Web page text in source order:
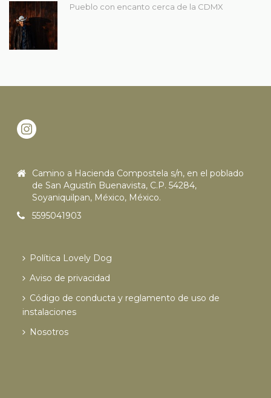
Pueblo con encanto cerca de la CDMX
Camino a Hacienda Compostela s/n, en el poblado
de San Agustín Buenavista, C.P. 54284,
Soyaniquilpan, México, México.
5595041903
Política Lovely Dog
Aviso de privacidad
Código de conducta y reglamento de uso de
instalaciones
Nosotros